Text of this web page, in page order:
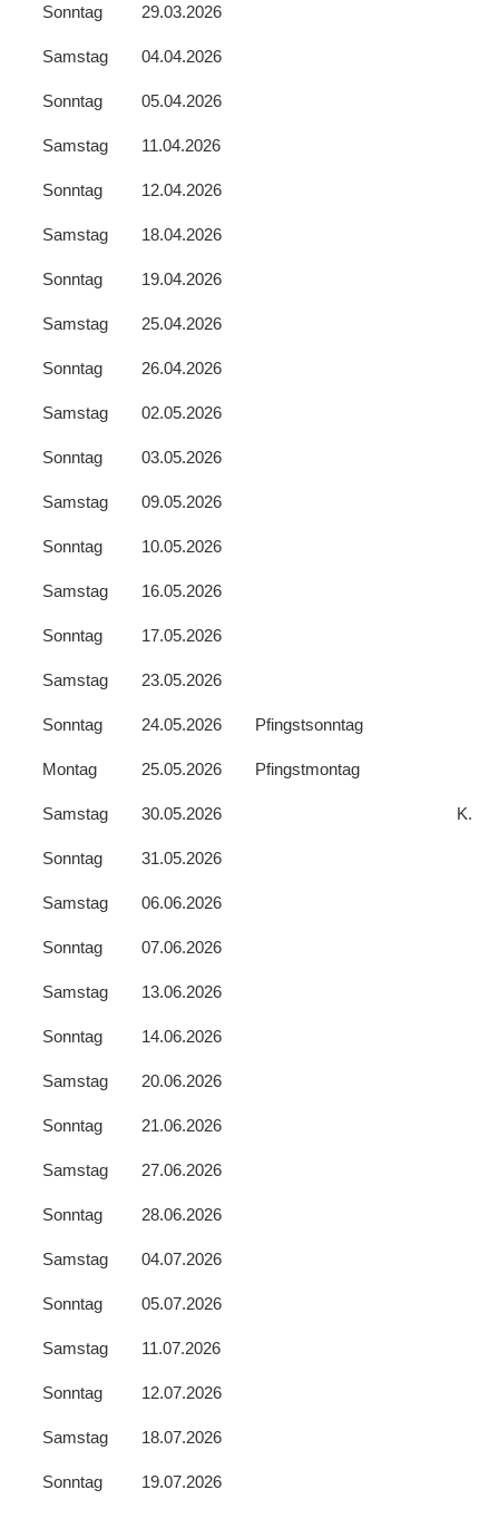
Sonntag 29.03.2026
Samstag 04.04.2026
Sonntag 05.04.2026
Samstag 11.04.2026
Sonntag 12.04.2026
Samstag 18.04.2026
Sonntag 19.04.2026
Samstag 25.04.2026
Sonntag 26.04.2026
Samstag 02.05.2026
Sonntag 03.05.2026
Samstag 09.05.2026
Sonntag 10.05.2026
Samstag 16.05.2026
Sonntag 17.05.2026
Samstag 23.05.2026
Sonntag 24.05.2026 Pfingstsonntag
Montag 25.05.2026 Pfingstmontag
Samstag 30.05.2026 K.
Sonntag 31.05.2026
Samstag 06.06.2026
Sonntag 07.06.2026
Samstag 13.06.2026
Sonntag 14.06.2026
Samstag 20.06.2026
Sonntag 21.06.2026
Samstag 27.06.2026
Sonntag 28.06.2026
Samstag 04.07.2026
Sonntag 05.07.2026
Samstag 11.07.2026
Sonntag 12.07.2026
Samstag 18.07.2026
Sonntag 19.07.2026